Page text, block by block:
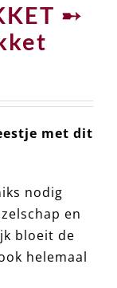
➸
met dit
nodig
en
bloeit de
helemaal